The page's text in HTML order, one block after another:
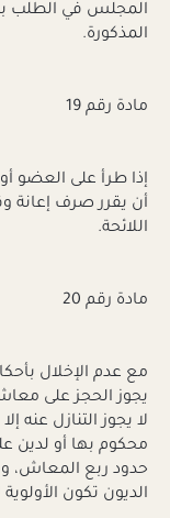
المجلس في الطلب
المذكورة.
مادة رقم 19
إذا طرأ على العضو
أن يقرر صرف إعانة
اللائحة.
مادة رقم 20
مع عدم الإخلال
يجوز الحجز على
لا يجوز التنازل عنه
محكوم بها أو لدين
حدود ربع المعاش،
الديون تكون